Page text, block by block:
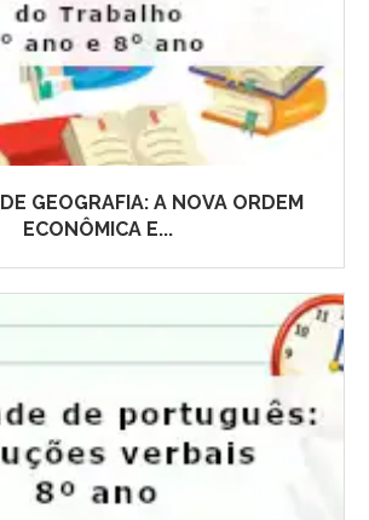
GEOGRAFIA: A NOVA ORDEM
ECONÔMICA E...